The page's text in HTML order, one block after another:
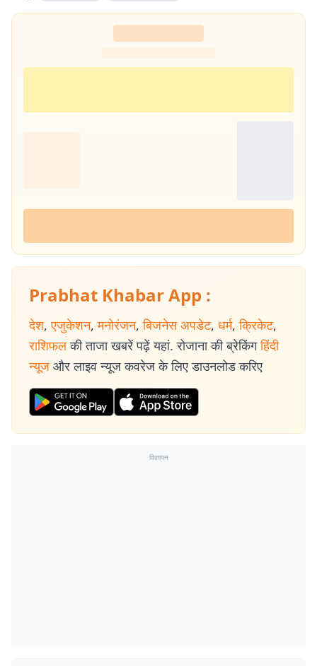
Prabhat Khabar App :
देश, एजुकेशन, मनोरंजन, बिजनेस अपडेट, धर्म, क्रिकेट,
राशिफल की ताजा खबरें पढ़ें यहां. रोजाना की ब्रेकिंग हिंदी
न्यूज और लाइव न्यूज कवरेज के लिए डाउनलोड करिए
विज्ञापन